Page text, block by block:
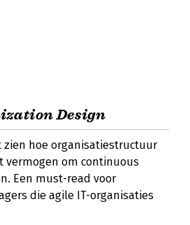
Design
zien hoe organisatiestructuur
vermogen om continuous
Een must-read voor
die agile IT-organisaties